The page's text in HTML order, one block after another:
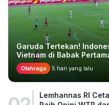
Garuda Tertekan!
Vietnam di Babak
Olahraga 5 hari yang lalu
Lemhannas RI